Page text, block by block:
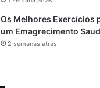
Os Melhores Exercícios
um Emagrecimento
2 semanas atrás